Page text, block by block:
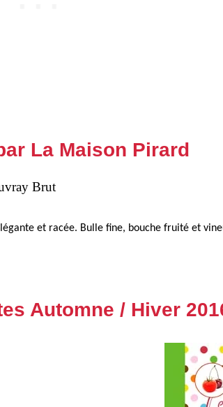
La Maison Pirard
Brut
et racée. Bulle fine, bouche fruité et
Automne / Hiver